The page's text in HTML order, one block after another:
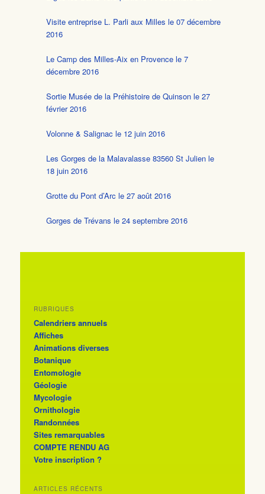
Visite entreprise L. Parli aux Milles le 07 décembre
2016
Le Camp des Milles-Aix en Provence le 7
décembre 2016
Sortie Musée de la Préhistoire de Quinson le 27
février 2016
Volonne & Salignac le 12 juin 2016
Les Gorges de la Malavalasse 83560 St Julien le
18 juin 2016
Grotte du Pont d’Arc le 27 août 2016
Gorges de Trévans le 24 septembre 2016
RUBRIQUES
Calendriers annuels
Affiches
Animations diverses
Botanique
Entomologie
Géologie
Mycologie
Ornithologie
Randonnées
Sites remarquables
COMPTE RENDU AG
Votre inscription ?
ARTICLES RÉCENTS